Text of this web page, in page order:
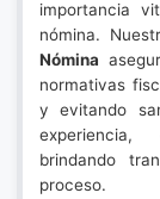
importancia
nómina.
Nómina
normativas
y evitando
experiencia,
brindando
proceso.